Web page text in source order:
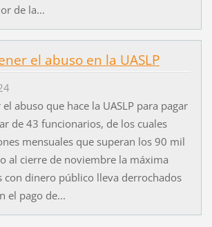
de la...
el abuso en la UASLP
abuso que hace la UASLP para pagar
de 43 funcionarios, de los cuales
mensuales que superan los 90 mil
al cierre de noviembre la máxima
con dinero público lleva derrochados
el pago de...